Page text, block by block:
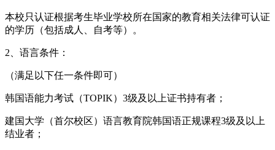
本校只认证根据考生毕业学校所在国家的教育相关法律可认证
的学历（包括成人、自考等）。
2、语言条件：
（满足以下任一条件即可）
韩国语能力考试（TOPIK）3级及以上证书持有者；
建国大学（首尔校区）语言教育院韩国语正规课程3级及以上
结业者；